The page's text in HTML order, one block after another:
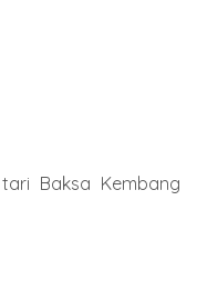
Baksa Kembang